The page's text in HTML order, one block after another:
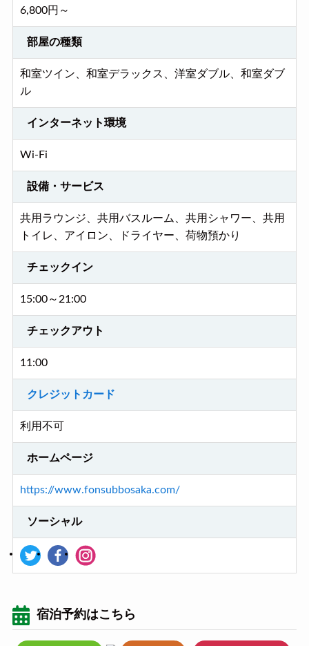
6,800円～
部屋の種類
和室ツイン、和室デラックス、洋室ダブル、和室ダブ
ル
インターネット環境
Wi-Fi
設備・サービス
共用ラウンジ、共用バスルーム、共用シャワー、共用
トイレ、アイロン、ドライヤー、荷物預かり
チェックイン
15:00～21:00
チェックアウト
11:00
クレジットカード
利用不可
ホームページ
https://www.fonsubbosaka.com/
ソーシャル
宿泊予約はこちら